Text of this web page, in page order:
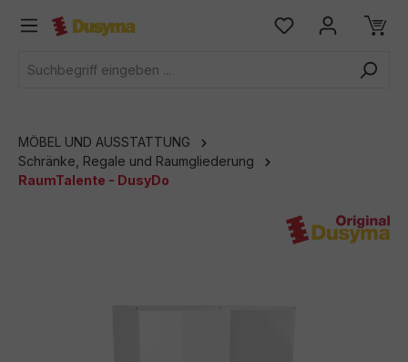
springen
MÖBEL UND AUSSTATTUNG
Schränke, Regale und Raumgliederung
RaumTalente - DusyDo